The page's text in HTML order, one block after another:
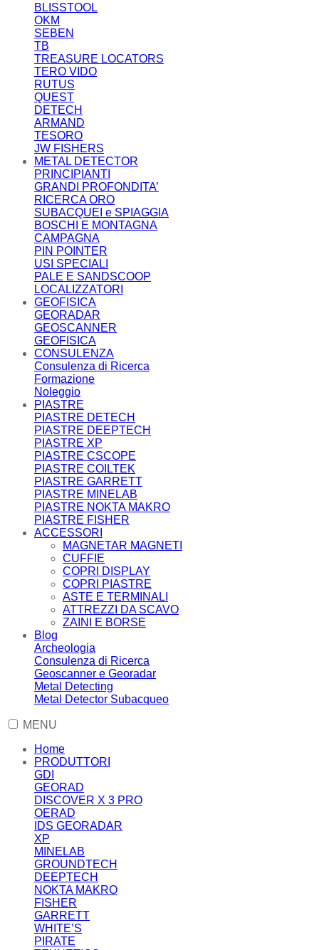
BLISSTOOL
OKM
SEBEN
TB
TREASURE LOCATORS
TERO VIDO
RUTUS
QUEST
DETECH
ARMAND
TESORO
JW FISHERS
METAL DETECTOR
PRINCIPIANTI
GRANDI PROFONDITA’
RICERCA ORO
SUBACQUEI e SPIAGGIA
BOSCHI E MONTAGNA
CAMPAGNA
PIN POINTER
USI SPECIALI
PALE E SANDSCOOP
LOCALIZZATORI
GEOFISICA
GEORADAR
GEOSCANNER
GEOFISICA
CONSULENZA
Consulenza di Ricerca
Formazione
Noleggio
PIASTRE
PIASTRE DETECH
PIASTRE DEEPTECH
PIASTRE XP
PIASTRE CSCOPE
PIASTRE COILTEK
PIASTRE GARRETT
PIASTRE MINELAB
PIASTRE NOKTA MAKRO
PIASTRE FISHER
ACCESSORI
MAGNETAR MAGNETI
CUFFIE
COPRI DISPLAY
COPRI PIASTRE
ASTE E TERMINALI
ATTREZZI DA SCAVO
ZAINI E BORSE
Blog
Archeologia
Consulenza di Ricerca
Geoscanner e Georadar
Metal Detecting
Metal Detector Subacqueo
MENU
Home
PRODUTTORI
GDI
GEORAD
DISCOVER X 3 PRO
OERAD
IDS GEORADAR
XP
MINELAB
GROUNDTECH
DEEPTECH
NOKTA MAKRO
FISHER
GARRETT
WHITE’S
PIRATE